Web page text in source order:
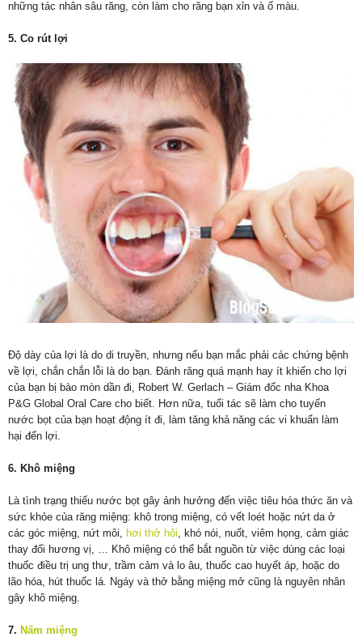
những tác nhân sâu răng, còn làm cho răng bạn xỉn và ố màu.
5. Co rút lợi
Độ dày của lợi là do di truyền, nhưng nếu bạn mắc phải các chứng bệnh
về lợi, chắn chắn lỗi là do bạn. Đánh răng quá mạnh hay ít khiến cho lợi
của bạn bị bào mòn dần đi, Robert W. Gerlach – Giám đốc nha Khoa
P&G Global Oral Care cho biết. Hơn nữa, tuổi tác sẽ làm cho tuyến
nước bọt của bạn hoạt động ít đi, làm tăng khả năng các vi khuẩn làm
hại đến lợi.
6. Khô miệng
Là tình trạng thiếu nước bọt gây ảnh hưởng đến việc tiêu hóa thức ăn và
sức khỏe của răng miệng: khô trong miệng, có vết loét hoặc nứt da ở
các góc miệng, nứt môi, hơi thở hôi , khó nói, nuốt, viêm họng, cảm giác
thay đổi hương vị, … Khô miệng có thể bắt nguồn từ việc dùng các loại
thuốc điều trị ung thư, trầm cảm và lo âu, thuốc cao huyết áp, hoặc do
lão hóa, hút thuốc lá. Ngáy và thở bằng miệng mở cũng là nguyên nhân
gây khô miệng.
7. Nấm miệng